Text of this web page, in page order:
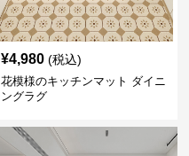
¥4,980 (税込)
花模様のキッチンマット ダイニ
ングラグ